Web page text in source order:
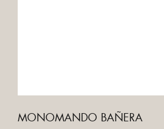
MONOMANDO BAÑERA